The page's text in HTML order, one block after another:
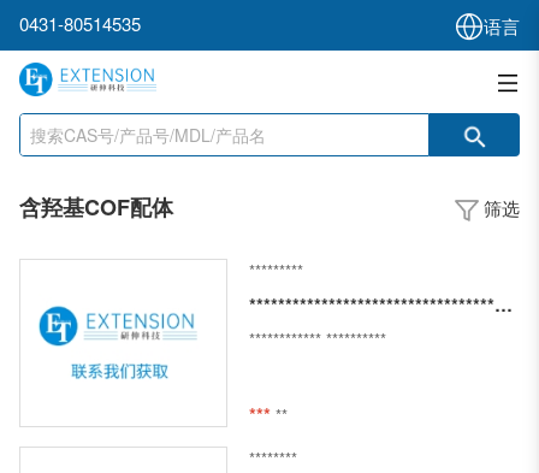
0431-80514535 语言
含羟基COF配体 筛选
*********
*******************************************
************ **********
*** **
********